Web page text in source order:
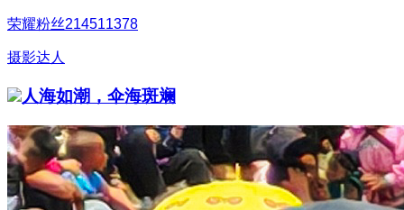
荣耀粉丝214511378
摄影达人
人海如潮，伞海斑斓